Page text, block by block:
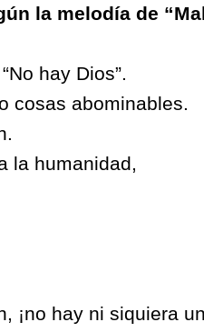
la melodía de
hay Dios”.
cosas abominables.
la humanidad,
¡no hay ni siquiera